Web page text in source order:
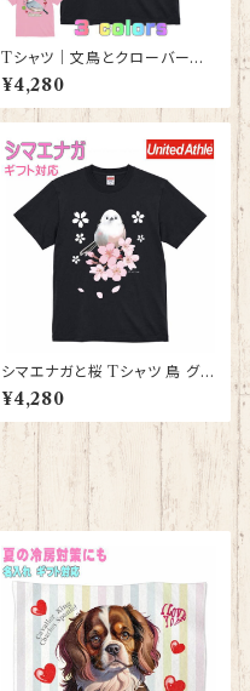
Tシャツ｜文鳥とクローバーと
ハート【型番 T-152】レディース
メンズ 大きいサイズ グッズ K
YAPIArt きゃぴあーと
¥4,280
シマエナガと桜 Tシャツ 鳥 グッ
ズ 雑貨 レディース メンズ 【型番
T-10010】しまえなが プレゼン
ト ギフト
¥4,280